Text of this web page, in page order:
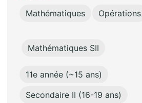
Mathématiques Opérations
Mathématiques SII
11e année (~15 ans)
Secondaire II (16-19 ans)